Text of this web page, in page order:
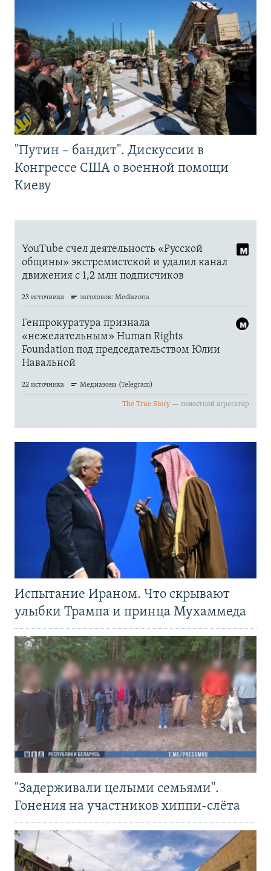
"Путин – бандит". Дискуссии в
Конгрессе США о военной помощи
Киеву
Испытание Ираном. Что скрывают
улыбки Трампа и принца Мухаммеда
"Задерживали целыми семьями".
Гонения на участников хиппи-слёта